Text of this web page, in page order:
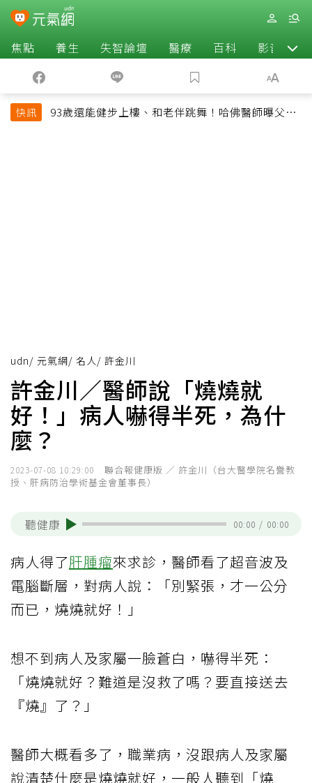
焦點 養生 失智論壇 醫療 百科 影音
快訊
93歲還能健步上樓、和老伴跳舞！哈佛醫師曝父親
udn/ 元氣網/ 名人/ 許金川
許金川／醫師說「燒燒就
好！」病人嚇得半死，為什
麼？
2023-07-08 10:29:00
聯合報健康版 ／ 許金川（台大醫學院名譽教
授、肝病防治學術基金會董事長）
聽健康 00:00 / 00:00
病人得了肝腫瘤來求診，醫師看了超音波及
電腦斷層，對病人說：「別緊張，才一公分
而已，燒燒就好！」
想不到病人及家屬一臉蒼白，嚇得半死：
「燒燒就好？難道是沒救了嗎？要直接送去
『燒』了？」
醫師大概看多了，職業病，沒跟病人及家屬
說清楚什麼是燒燒就好，一般人聽到「燒